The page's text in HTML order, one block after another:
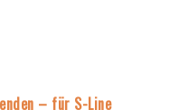
– für S-Line